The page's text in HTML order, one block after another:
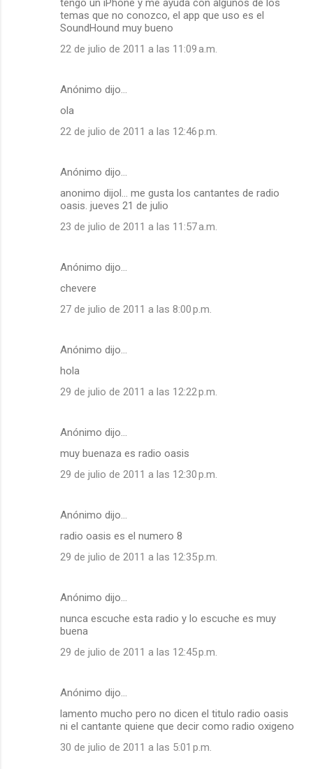
tengo un iPhone y me ayuda con algunos de los
temas que no conozco, el app que uso es el
SoundHound muy bueno
22 de julio de 2011 a las 11:09 a.m.
Anónimo dijo…
ola
22 de julio de 2011 a las 12:46 p.m.
Anónimo dijo…
anonimo dijol... me gusta los cantantes de radio
oasis. jueves 21 de julio
23 de julio de 2011 a las 11:57 a.m.
Anónimo dijo…
chevere
27 de julio de 2011 a las 8:00 p.m.
Anónimo dijo…
hola
29 de julio de 2011 a las 12:22 p.m.
Anónimo dijo…
muy buenaza es radio oasis
29 de julio de 2011 a las 12:30 p.m.
Anónimo dijo…
radio oasis es el numero 8
29 de julio de 2011 a las 12:35 p.m.
Anónimo dijo…
nunca escuche esta radio y lo escuche es muy
buena
29 de julio de 2011 a las 12:45 p.m.
Anónimo dijo…
lamento mucho pero no dicen el titulo radio oasis
ni el cantante quiene que decir como radio oxigeno
30 de julio de 2011 a las 5:01 p.m.